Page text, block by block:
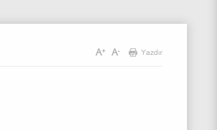
A+ A- Yazdır